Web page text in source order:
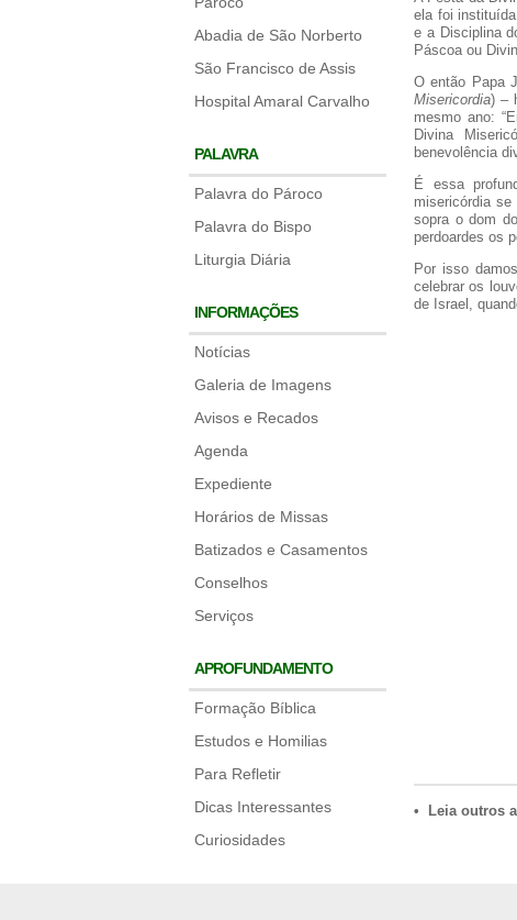
Abadia de São Norberto
São Francisco de Assis
Hospital Amaral Carvalho
PALAVRA
Palavra do Pároco
Palavra do Bispo
Liturgia Diária
INFORMAÇÕES
Notícias
Galeria de Imagens
Avisos e Recados
Agenda
Expediente
Horários de Missas
Batizados e Casamentos
Conselhos
Serviços
APROFUNDAMENTO
Formação Bíblica
Estudos e Homilias
Para Refletir
Dicas Interessantes
Curiosidades
ela foi
e a Disciplina
Páscoa ou
O então Papa
Misericordia) –
mesmo ano:
Divina
benevolência
É essa
misericórdia
sopra o dom
perdoardes os
Por isso
celebrar os
de Israel,
• Leia outros